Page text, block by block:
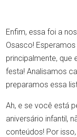
Enfim, essa foi a
Osasco!
principalmente, que
festa! Analisamos
preparamos essa
Ah, e se você está
aniversário infantil,
conteúdos! Por